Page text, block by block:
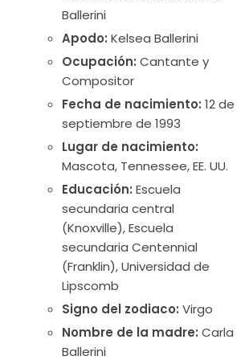
Ballerini
Apodo: Kelsea Ballerini
Ocupación: Cantante y
Compositor
Fecha de nacimiento: 12 de
septiembre de 1993
Lugar de nacimiento:
Mascota, Tennessee, EE. UU.
Educación: Escuela
secundaria central
(Knoxville), Escuela
secundaria Centennial
(Franklin), Universidad de
Lipscomb
Signo del zodiaco: Virgo
Nombre de la madre: Carla
Ballerini